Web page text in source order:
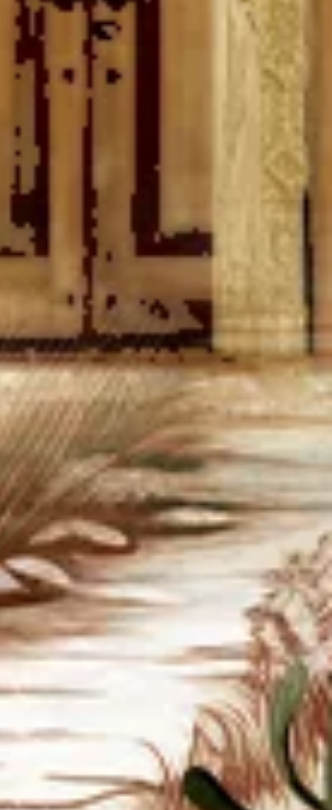
antara tanda-tanda (kebesaran)-Nya
menciptakan pasangan-pasangan
dari jenismu sendiri, agar kamu
dan merasa tenteram kepadanya,
menjadikan di antaramu rasa kasih
Sungguh, pada yang demikian
benar terdapat tanda-tanda
Allah) bagi kaum yang berpikir.